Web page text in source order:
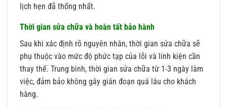
lịch hẹn đã thống nhất.
Thời gian sửa chữa và hoàn tất bảo hành
Sau khi xác định rõ nguyên nhân, thời gian sửa chữa sẽ
phụ thuộc vào mức độ phức tạp của lỗi và linh kiện cần
thay thế. Trung bình, thời gian sửa chữa từ 1-3 ngày làm
việc, đảm bảo không gây gián đoạn quá lâu cho khách
hàng.